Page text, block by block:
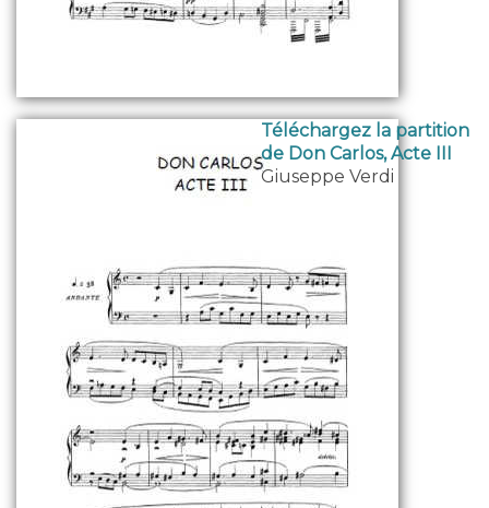
Téléchargez la partition
de Don Carlos, Acte III
Giuseppe Verdi